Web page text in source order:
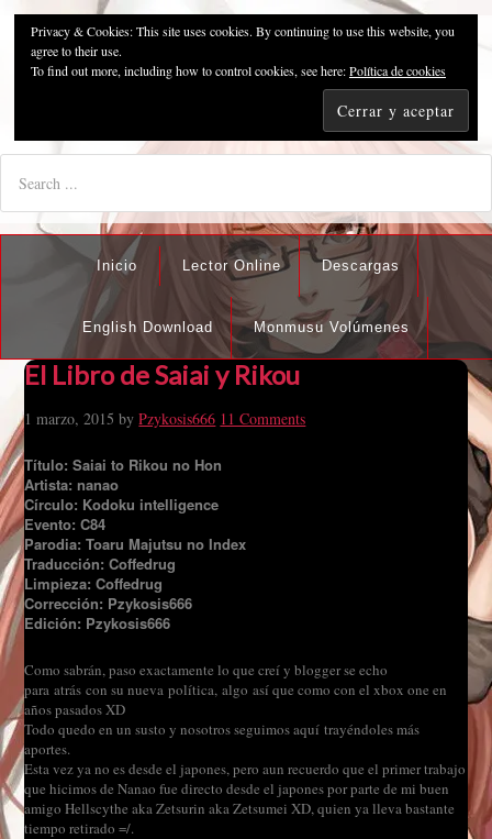
Pzykosis666HFansub
"I'm the best there is at what I do, but what I do best isn't very
Inicio Lector Online Descargas
English Download Monmusu Volúmenes
El Libro de Saiai y Rikou
1 marzo, 2015 byPzykosis666 11 Comments
Título: Saiai to Rikou no Hon
Artista: nanao
Círculo: Kodoku intelligence
Evento: C84
Parodia: Toaru Majutsu no Index
Traducción: Coffedrug
Limpieza: Coffedrug
Corrección: Pzykosis666
Edición: Pzykosis666
Como sabrán, paso exactamente lo que creí y blogger se echo
para atrás con su nueva política, algo así que como con el xbox one en
años pasados XD
Todo quedo en un susto y nosotros seguimos aquí trayéndoles más
aportes.
Esta vez ya no es desde el japones, pero aun recuerdo que el primer trabajo
que hicimos de Nanao fue directo desde el japones por parte de mi buen
amigo Hellscythe aka Zetsurin aka Zetsumei XD, quien ya lleva bastante
tiempo retirado =/.
Privacy & Cookies: This site uses cookies. By continuing to use this website, you
agree to their use.
To find out more, including how to control cookies, see here:Política de cookies